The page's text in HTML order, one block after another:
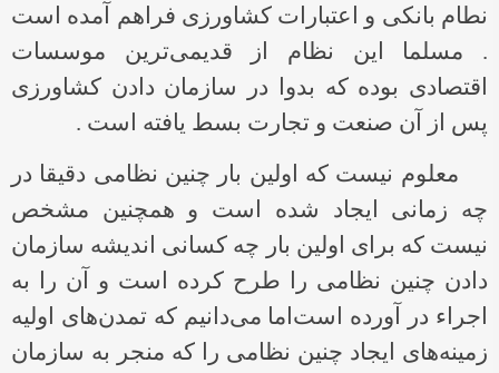
نطام بانکی و اعتبارات کشاورزی فراهم آمده است
. مسلما این نظام از قدیمی‌ترین موسسات
اقتصادی بوده که بدوا در سازمان دادن کشاورزی
پس از آن صنعت و تجارت بسط یافته است .
معلوم نیست که اولین بار چنین نظامی دقیقا در
چه زمانی ایجاد شده است و همچنین مشخص
نیست که برای اولین بار چه کسانی اندیشه سازمان
دادن چنین نظامی را طرح کرده است و آن را به
اجراء‌ در آورده است‌اما می‌دانیم که تمدن‌های اولیه
زمینه‌های ایجاد چنین نظامی را که منجر به سازمان